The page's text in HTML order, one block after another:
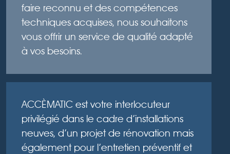
faire reconnu et des compétences
techniques acquises, nous souhaitons
vous offrir un service de qualité adapté
à vos besoins.
ACCÈMATIC est votre interlocuteur
privilégié dans le cadre d’installations
neuves, d’un projet de rénovation mais
également pour l’entretien préventif et